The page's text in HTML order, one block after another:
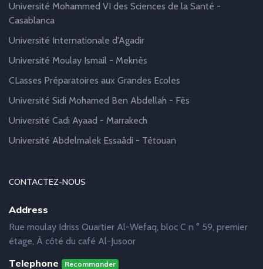
Université Mohammed VI des Sciences de la Santé -
Casablanca
Université Internationale d'Agadir
Université Moulay Ismail - Meknès
CLasses Préparatoires aux Grandes Ecoles
Université Sidi Mohamed Ben Abdellah - Fès
Université Cadi Ayaad - Marrakech
Université Abdelmalek Essaâdi - Tétouan
CONTACTEZ-NOUS
Address
Rue moulay Idriss Quartier Al-Wefaq, bloc C n ° 59, premier
étage, À côté du café Al-Jusoor
Telephone Recommander